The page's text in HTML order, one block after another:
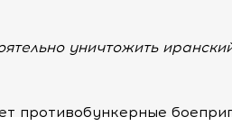
уничтожить
противобункерные